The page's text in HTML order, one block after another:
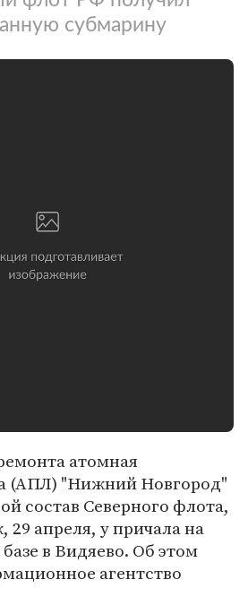
субмарину
атомная
(АПЛ) "Нижний Новгород"
состав Северного флота,
29 апреля, у причала на
в Видяево. Об этом
агентство